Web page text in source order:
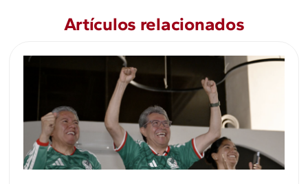
Artículos relacionados